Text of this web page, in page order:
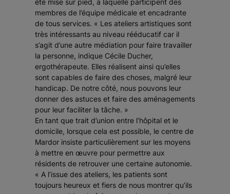
été mise sur pied, à laquelle participent des
membres de l’équipe médicale et encadrante
de tous services. « Les ateliers artistiques sont
très intéressants au niveau rééducatif car il
s’agit d’une autre médiation pour faire travailler
la personne, indique Cécile Ducher,
ergothérapeute. Elles réalisent ainsi qu’elles
sont capables de faire des choses, malgré leur
handicap. De notre côté, nous pouvons leur
donner des astuces et faire des aménagements
pour leur faciliter la tâche. »
En tant que trait d’union entre l’hôpital et le
domicile, lorsque cela est possible, le centre de
Mardor insiste particulièrement sur les moyens
à mettre en œuvre pour permettre aux
résidents de retrouver une certaine autonomie.
« A l’issue des ateliers, les patients sont
toujours heureux et fiers de nous montrer qu’ils